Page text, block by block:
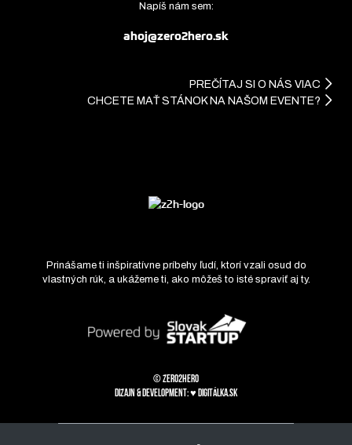
Napíš nám sem:
ahoj@zero2hero.sk
PREČÍTAJ SI O NÁS VIAC
CHCETE MAŤ STÁNOK NA NAŠOM EVENTE?
Prinášame ti inšpiratívne príbehy ľudí, ktorí vzali osud do
vlastných rúk, a ukážeme ti, ako môžeš to isté spraviť aj ty.
© zero2hero
Dizajn & development: ♥ Digitálka.sk